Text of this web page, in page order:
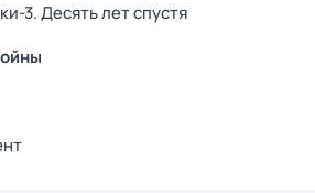
3. Десять лет спустя